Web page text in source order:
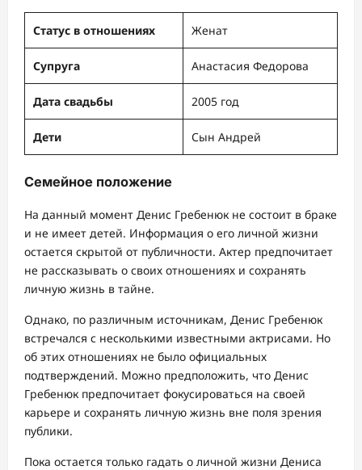
Статус в отношениях Женат
Супруга Анастасия Федорова
Дата свадьбы 2005 год
Дети Сын Андрей
Семейное положение
На данный момент Денис Гребенюк не состоит в браке
и не имеет детей. Информация о его личной жизни
остается скрытой от публичности. Актер предпочитает
не рассказывать о своих отношениях и сохранять
личную жизнь в тайне.
Однако, по различным источникам, Денис Гребенюк
встречался с несколькими известными актрисами. Но
об этих отношениях не было официальных
подтверждений. Можно предположить, что Денис
Гребенюк предпочитает фокусироваться на своей
карьере и сохранять личную жизнь вне поля зрения
публики.
Пока остается только гадать о личной жизни Дениса